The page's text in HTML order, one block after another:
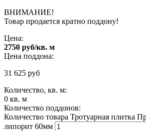
ВНИМАНИЕ!
Товар продается кратно поддону!
Цена:
2750 руб/кв. м
Цена поддона:
31 625 руб
Количество, кв. м:
0 кв. м
Количество поддонов:
Количество товара Тротуарная плитка
липорит 60мм